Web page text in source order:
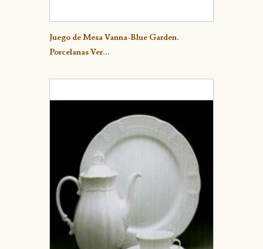
Detalle
Juego de Mesa Vanna-Blue Garden.
Porcelanas Ver...